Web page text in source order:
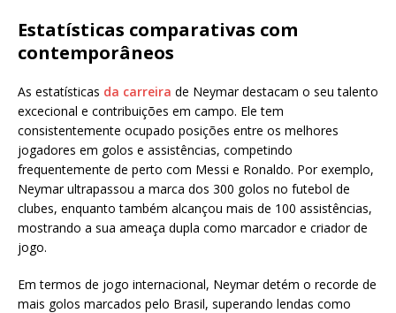
Estatísticas comparativas com
contemporâneos
As estatísticas da carreira de Neymar destacam o seu talento
excecional e contribuições em campo. Ele tem
consistentemente ocupado posições entre os melhores
jogadores em golos e assistências, competindo
frequentemente de perto com Messi e Ronaldo. Por exemplo,
Neymar ultrapassou a marca dos 300 golos no futebol de
clubes, enquanto também alcançou mais de 100 assistências,
mostrando a sua ameaça dupla como marcador e criador de
jogo.
Em termos de jogo internacional, Neymar detém o recorde de
mais golos marcados pelo Brasil, superando lendas como